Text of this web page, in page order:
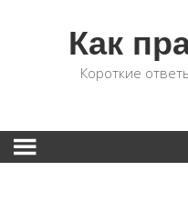
Как
Короткие